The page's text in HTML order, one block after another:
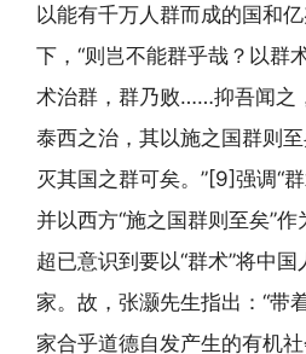
以能有千万人群而成的国和
下，“则岂不能群乎哉？以群
术治群，群乃败……抑吾闻之
泰西之治，其以施之国群则至
灭其国之群可矣。”[9]强调“群
并以西方“施之国群则至矣”
超已意识到要以“群术”将中
家。故，张灏先生指出：“带
家合乎道德自发产生的有机